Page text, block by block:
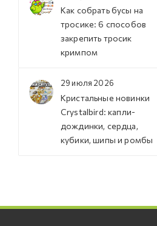
Как собрать бусы на
тросике: 6 способов
закрепить тросик
кримпом
29 июля 2026
Кристальные новинки
Crystalbird: капли-
дождинки, сердца,
кубики, шипы и ромбы